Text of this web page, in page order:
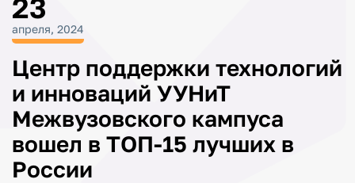
23
апреля, 2024
Центр поддержки технологий
и инноваций УУНиТ
Межвузовского кампуса
вошел в ТОП-15 лучших в
России